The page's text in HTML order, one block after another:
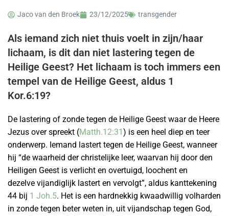
Jaco van den Broek 23/12/2025 transgender
Als iemand zich niet thuis voelt in zijn/haar
lichaam, is dit dan niet lastering tegen de
Heilige Geest? Het lichaam is toch immers een
tempel van de Heilige Geest, aldus 1
Kor.6:19?
De lastering of zonde tegen de Heilige Geest waar de Heere
Jezus over spreekt (Matth.12:31) is een heel diep en teer
onderwerp. Iemand lastert tegen de Heilige Geest, wanneer
hij “de waarheid der christelijke leer, waarvan hij door den
Heiligen Geest is verlicht en overtuigd, loochent en
dezelve vijandiglijk lastert en vervolgt”, aldus kanttekening
44 bij 1 Joh.5. Het is een hardnekkig kwaadwillig volharden
in zonde tegen beter weten in, uit vijandschap tegen God,